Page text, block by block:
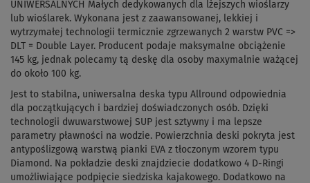
UNIWERSALNYCH Małych dedykowanych dla lżejszych wioślarzy
lub wioślarek. Wykonana jest z zaawansowanej, lekkiej i
wytrzymałej technologii termicznie zgrzewanych 2 warstw PVC =>
DLT = Double Layer. Producent podaje maksymalne obciążenie
145 kg, jednak polecamy tą deskę dla osoby maxymalnie ważącej
do około 100 kg.
Jest to stabilna, uniwersalna deska typu Allround odpowiednia
dla początkujących i bardziej doświadczonych osób. Dzięki
technologii dwuwarstwowej SUP jest sztywny i ma lepsze
parametry pławności na wodzie. Powierzchnia deski pokryta jest
antypoślizgową warstwą pianki EVA z tłoczonym wzorem typu
Diamond. Na pokładzie deski znajdziecie dodatkowo 4 D-Ringi
umożliwiające podpięcie siedziska kajakowego. Dodatkowo na